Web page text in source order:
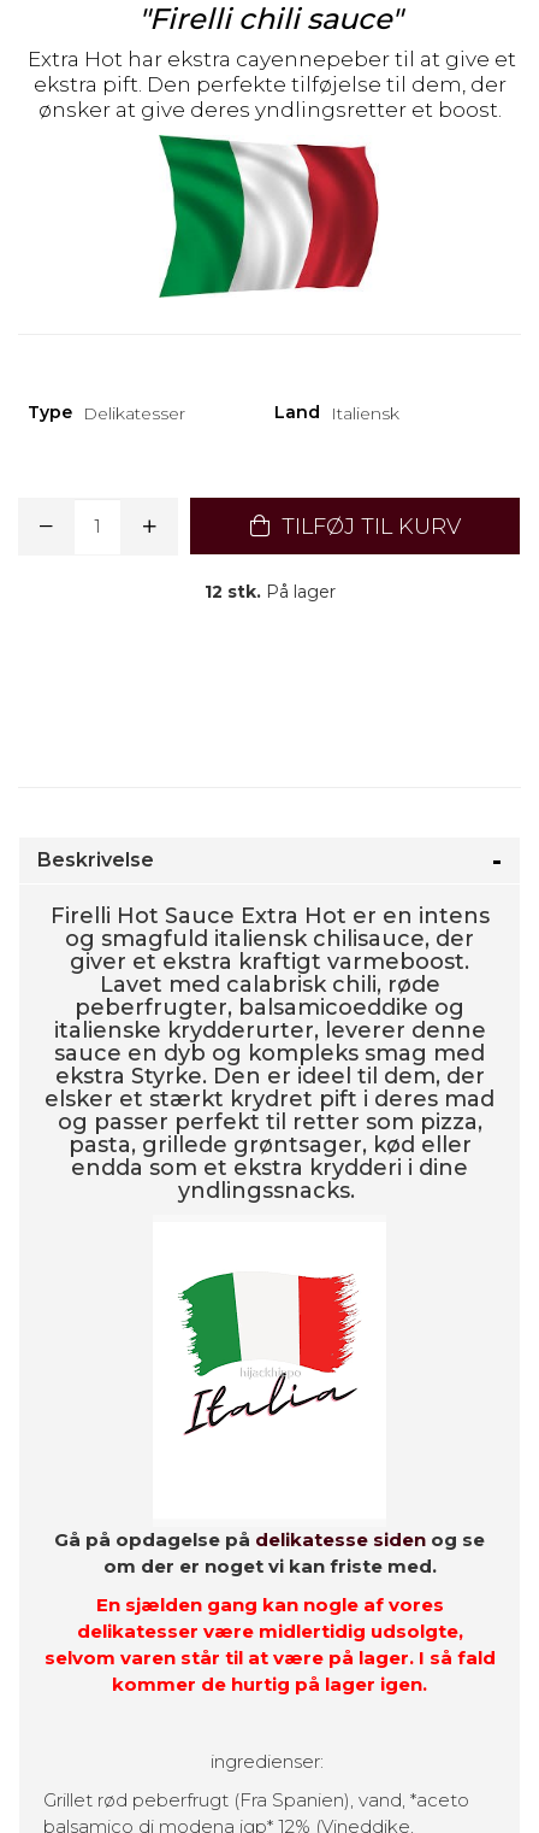
"Firelli chili sauce"
Extra Hot har ekstra cayennepeber til at give et
ekstra pift. Den perfekte tilføjelse til dem, der
ønsker at give deres yndlingsretter et boost.
Type Delikatesser Land Italiensk
TILFØJ TIL KURV
12 stk.På lager
Beskrivelse
Firelli Hot Sauce Extra Hot er en intens
og smagfuld italiensk chilisauce, der
giver et ekstra kraftigt varmeboost.
Lavet med calabrisk chili, røde
peberfrugter, balsamicoeddike og
italienske krydderurter, leverer denne
sauce en dyb og kompleks smag med
ekstra Styrke. Den er ideel til dem, der
elsker et stærkt krydret pift i deres mad
og passer perfekt til retter som pizza,
pasta, grillede grøntsager, kød eller
endda som et ekstra krydderi i dine
yndlingssnacks.
Gå på opdagelse på delikatesse siden og se
om der er noget vi kan friste med.
En sjælden gang kan nogle af vores
delikatesser være midlertidig udsolgte,
selvom varen står til at være på lager. I så fald
kommer de hurtig på lager igen.
ingredienser:
Grillet rød peberfrugt (Fra Spanien), vand, *aceto
balsamico di modena igp* 12% (Vineddike,